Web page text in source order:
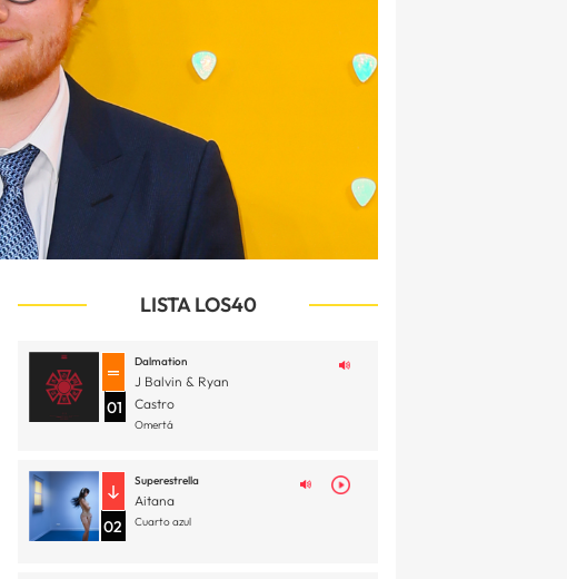
LISTA LOS40
01
Dalmation
J Balvin & Ryan
Castro
Omertá
02
Superestrella
Aitana
Cuarto azul